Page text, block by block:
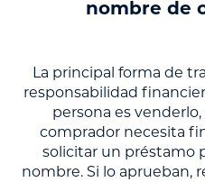
nombre de
La principal forma de
responsabilidad
persona es venderlo,
comprador necesita
solicitar un préstamo
nombre. Si lo aprueban,